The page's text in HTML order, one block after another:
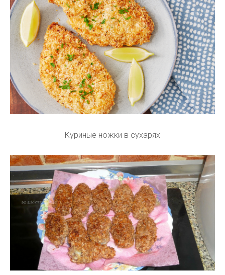
Куриные ножки в сухарях